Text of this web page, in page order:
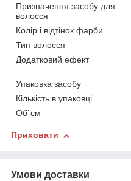
Призначення засобу для
волосся
Колір і відтінок фарби
Тип волосся
Додатковий ефект
Упаковка засобу
Кількість в упаковці
Об`єм
Приховати
Умови доставки